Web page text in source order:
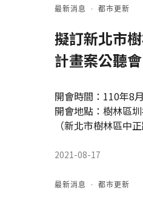
最新消息 · 都市更新
擬訂新北市
計畫案公聽會
開會時間：110年8
開會地點：樹林區
（新北市樹林區中
2021-08-17
最新消息 · 都市更新